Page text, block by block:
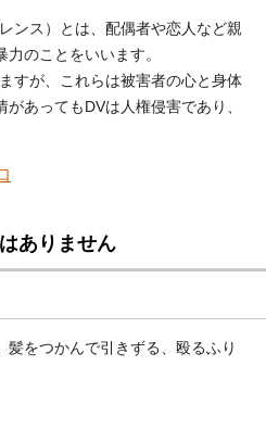
ンス）とは、配偶者や恋人など親
のことをいいます。
すが、これらは被害者の心と身体
あってもDVは人権侵害であり、
ありません
髪をつかんで引きずる、殴るふり